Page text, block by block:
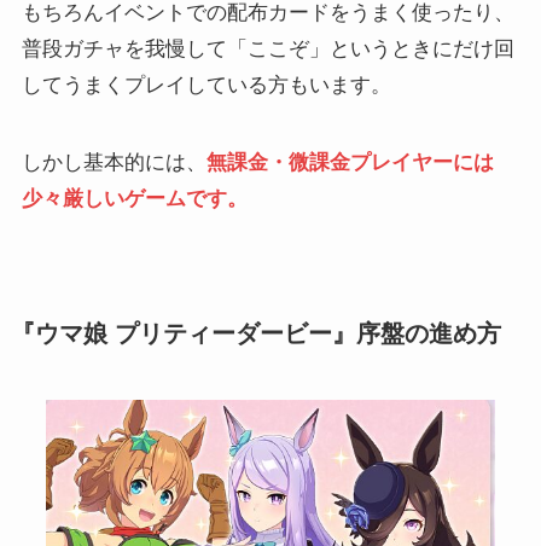
もちろんイベントでの配布カードをうまく使ったり、
普段ガチャを我慢して「ここぞ」というときにだけ回
してうまくプレイしている方もいます。
しかし基本的には、 無課金・微課金プレイヤーには
少々厳しいゲームです。
『ウマ娘 プリティーダービー』序盤の進め方